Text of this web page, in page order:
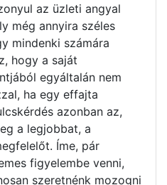
az üzleti angyal
még annyira széles
mindenki számára
hogy a saját
egyáltalán nem
ha egy effajta
azonban az,
a legjobbat, a
Íme, pár
figyelembe venni,
szeretnénk mozogni